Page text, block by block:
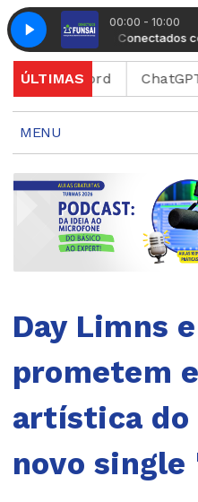
00:00 - 10:00
Manhã
ÚLTIMAS
Discord ChatGPT
MENU
Day Limns
prometem
artística do
novo